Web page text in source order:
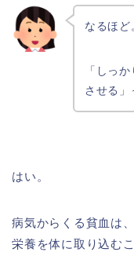
なるほど
「しっ
させる」
はい。
病気からくる貧血は
栄養を体に取り込む